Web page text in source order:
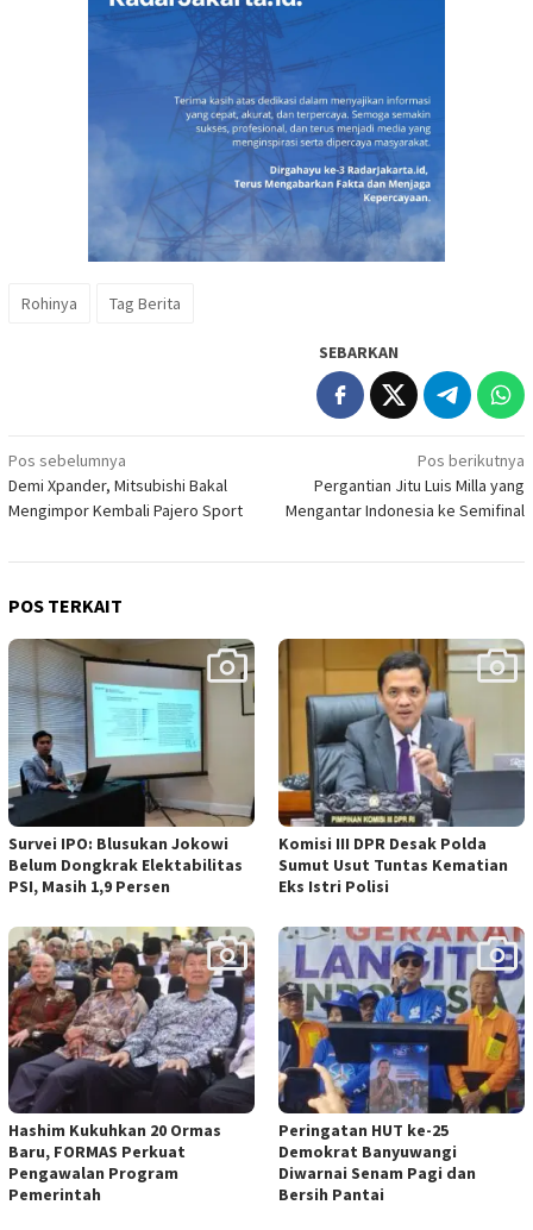
Rohinya Tag Berita
SEBARKAN
Navigasi
pos
Pos sebelumnya
Demi Xpander, Mitsubishi Bakal
Mengimpor Kembali Pajero Sport
Pos berikutnya
Pergantian Jitu Luis Milla yang
Mengantar Indonesia ke Semifinal
POS TERKAIT
Survei IPO: Blusukan Jokowi
Belum Dongkrak Elektabilitas
PSI, Masih 1,9 Persen
Komisi III DPR Desak Polda
Sumut Usut Tuntas Kematian
Eks Istri Polisi
Hashim Kukuhkan 20 Ormas
Baru, FORMAS Perkuat
Pengawalan Program
Pemerintah
Peringatan HUT ke-25
Demokrat Banyuwangi
Diwarnai Senam Pagi dan
Bersih Pantai